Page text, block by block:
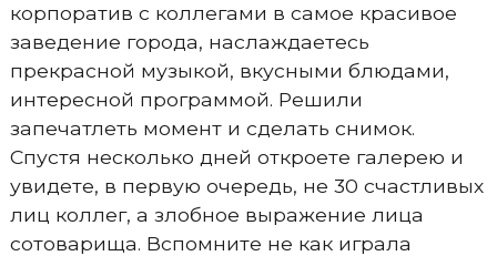
корпоратив с коллегами в самое красивое
заведение города, наслаждаетесь
прекрасной музыкой, вкусными блюдами,
интересной программой. Решили
запечатлеть момент и сделать снимок.
Спустя несколько дней откроете галерею и
увидете, в первую очередь, не 30 счастливых
лиц коллег, а злобное выражение лица
сотоварища. Вспомните не как играла